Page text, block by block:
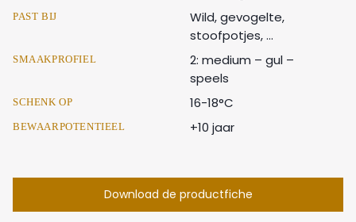
PAST BIJ
Wild, gevogelte,
stoofpotjes, ...
SMAAKPROFIEL
2: medium – gul –
speels
SCHENK OP 16-18°C
BEWAARPOTENTIEEL +10 jaar
Download de productfiche